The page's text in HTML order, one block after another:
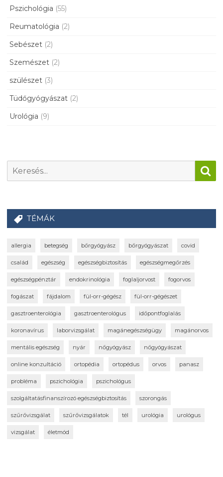
Pszichológia (55)
Reumatológia (2)
Sebészet (2)
Szemészet (2)
szülészet (3)
Tüdőgyógyászat (2)
Urológia (9)
TÉMÁK
allergia betegség bőrgyógyász bőrgyógyászat covid
család egészség egészségbiztosítás egészségmegőrzés
egészségpénztár endokrinológia foglaljorvost fogorvos
fogászat fájdalom fül-orr-gégész fül-orr-gégészet
gasztroenterológia gasztroenterológus időpontfoglalás
koronavírus laborvizsgálat magánegészségügy magánorvos
mentális egészség nyár nőgyógyász nőgyógyászat
online konzultáció ortopédia ortopédus orvos panasz
probléma pszichológia pszichológus
szolgáltatásfinanszírozó egészségbiztosítás szorongás
szűrővizsgálat szűrővizsgálatok tél urológia urológus
vizsgálat életmód